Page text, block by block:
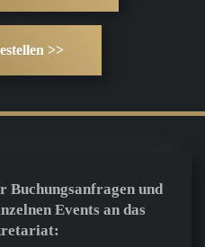
>>
Buchungsanfragen und
Events an das